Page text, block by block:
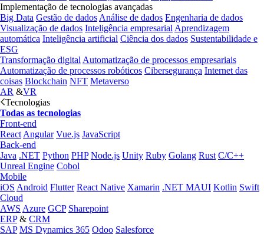
Implementação de tecnologias avançadas
Big Data Gestão de dados Análise de dados Engenharia de dados
Visualização de dados Inteligência empresarial Aprendizagem
automática Inteligência artificial Ciência dos dados Sustentabilidade e
ESG
Transformação digital Automatização de processos empresariais
Automatização de processos robóticos Cibersegurança Internet das
coisas Blockchain NFT Metaverso
AR &VR
Tecnologias
Todas as tecnologias
Front-end
React Angular Vue.js JavaScript
Back-end
Java .NET Python PHP Node.js Unity Ruby Golang Rust C/C++
Unreal Engine Cobol
Mobile
iOS Android Flutter React Native Xamarin .NET MAUI Kotlin Swift
Cloud
AWS Azure GCP Sharepoint
ERP& CRM
SAP MS Dynamics 365 Odoo Salesforce